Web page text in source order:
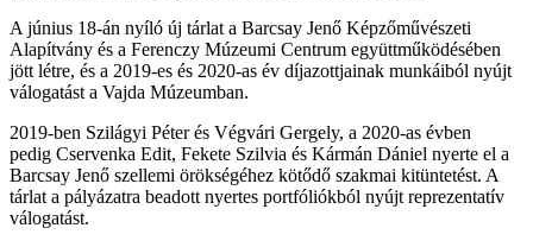
A június 18-án nyíló új tárlat a Barcsay Jenő Képzőművészeti
Alapítvány és a Ferenczy Múzeumi Centrum együttműködésében
jött létre, és a 2019-es és 2020-as év díjazottjainak munkáiból nyújt
válogatást a Vajda Múzeumban.
2019-ben Szilágyi Péterés Végvári Gergely, a 2020-as évben
pedig Cservenka Edit, Fekete Szilvia és Kármán Dániel nyerte el a
Barcsay Jenő szellemi örökségéhez kötődő szakmai kitüntetést. A
tárlat a pályázatra beadott nyertes portfóliókból nyújt reprezentatív
válogatást.